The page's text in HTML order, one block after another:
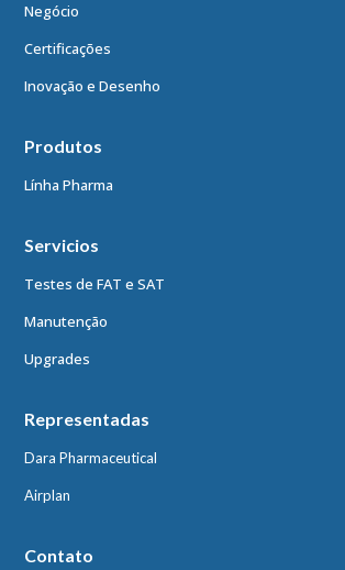
Negócio
Certificações
Inovação e Desenho
Produtos
Línha Pharma
Servicios
Testes de FAT e SAT
Manutenção
Upgrades
Representadas
Dara Pharmaceutical
Airplan
Contato